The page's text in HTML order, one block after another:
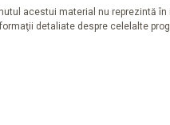
acestui material nu reprezintă
detaliate despre celelalte